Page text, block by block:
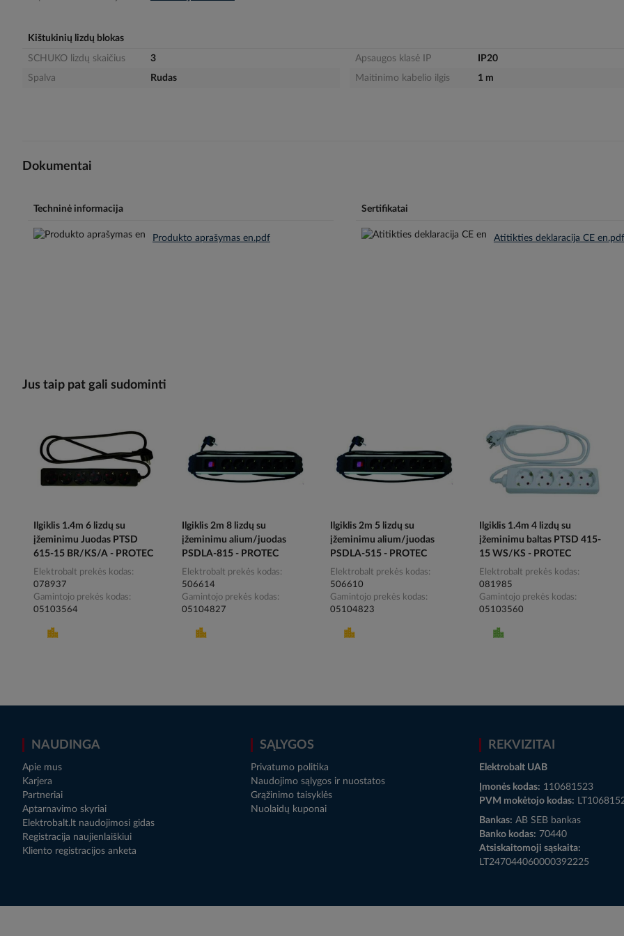
Kištukinių lizdų blokas
SCHUKO lizdų skaičius
3
Spalva
Rudas
Apsaugos klasė IP
IP20
Maitinimo kabelio ilgis
1 m
Dokumentai
Techninė informacija
Produkto aprašymas en.pdf
Sertifikatai
Atitikties deklaracija CE en.pdf
Jus taip pat gali sudominti
Ilgiklis 1.4m 6 lizdų su
įžeminimu Juodas PTSD
615-15 BR/KS/A - PROTEC
Elektrobalt prekės kodas
078937
Gamintojo prekės kodas
05103564
Ilgiklis 2m 8 lizdų su
įžeminimu alium/juodas
PSDLA-815 - PROTEC
Elektrobalt prekės kodas
506614
Gamintojo prekės kodas
05104827
Ilgiklis 2m 5 lizdų su
įžeminimu alium/juodas
PSDLA-515 - PROTEC
Elektrobalt prekės kodas
506610
Gamintojo prekės kodas
05104823
Ilgiklis 1.4m 4 lizdų su
įžeminimu baltas PTSD 415-
15 WS/KS - PROTEC
Elektrobalt prekės kodas
081985
Gamintojo prekės kodas
05103560
NAUDINGA
Apie mus
Karjera
Partneriai
Aptarnavimo skyriai
Elektrobalt.lt naudojimosi gidas
Registracija naujienlaiškiui
Kliento registracijos anketa
SĄLYGOS
Privatumo politika
Naudojimo sąlygos ir nuostatos
Grąžinimo taisyklės
Nuolaidų kuponai
REKVIZITAI
Elektrobalt UAB
Įmonės kodas: 110681523
PVM mokėtojo kodas:
Bankas: AB SEB bankas
Banko kodas: 70440
Atsiskaitomoji sąskaita:
LT247044060000392225